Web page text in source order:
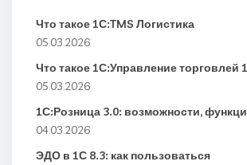
Что такое 1С:TMS Логистика
05.03.2026
Что такое 1С:Управление торговлей
05.03.2026
1С:Розница 3.0: возможности,
04.03.2026
ЭДО в 1С 8.3: как пользоваться